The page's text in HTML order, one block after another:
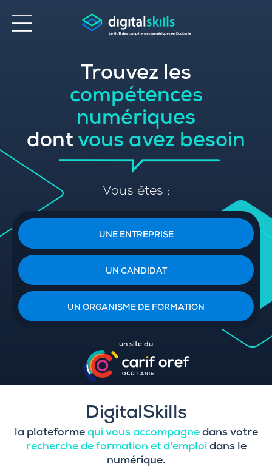
Trouvez les
compétences
numériques
dont vous avez besoin
Vous êtes :
UNE ENTREPRISE
UN CANDIDAT
UN ORGANISME DE FORMATION
un site du
DigitalSkills
la plateforme qui vous accompagnedans votre
recherche de formation et d'emploi dans le
numérique.